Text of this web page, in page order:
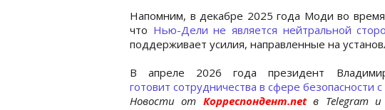
Напомним, в декабре 2025 года Моди во время
что Нью-Дели не является нейтральной
поддерживает усилия, направленные на
В апреле 2026 года президент
готовит сотрудничества в сфере безопасности
Новости от Корреспондент.netв Telegram